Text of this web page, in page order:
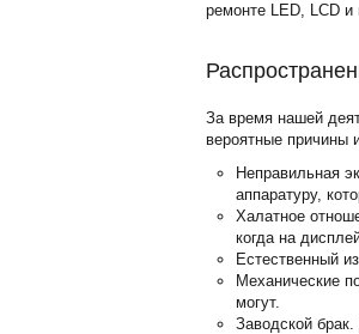
ремонте LED, LCD и
За время нашей
вероятные причины
Неправильная
аппаратуру,
Халатное
когда на
Естественный
Механические
могут.
Заводской